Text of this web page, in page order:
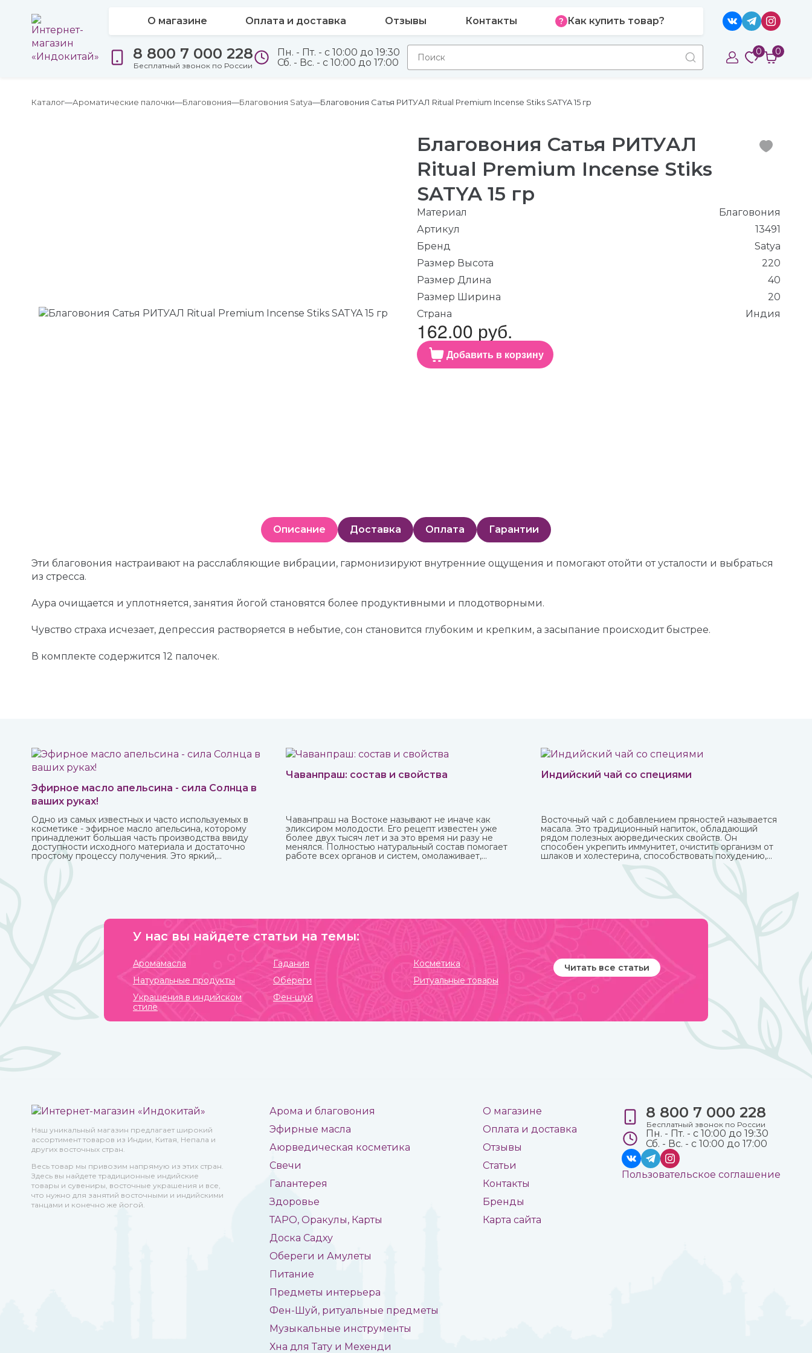
О магазине Оплата и доставка Отзывы Контакты Как купить товар?
8 800 7 000 228
Бесплатный звонок по России
Пн. - Пт. - с 10:00 до 19:30
Сб. - Вс. - с 10:00 до 17:00
0 0
Каталог Ароматические палочки Благовония Благовония Satya Благовония Сатья РИТУАЛ Ritual Premium Incense Stiks SATYA 15 гр
Благовония Сатья РИТУАЛ
Ritual Premium Incense Stiks
SATYA 15 гр
Материал
Благовония
Артикул
13491
Бренд
Satya
Размер Высота
220
Размер Длина
40
Размер Ширина
20
Страна
Индия
162.00 руб.
Добавить в корзину
Описание Доставка Оплата Гарантии
Эти благовония настраивают на расслабляющие вибрации, гармонизируют внутренние ощущения и помогают отойти от усталости и выбраться
из стресса.
Аура очищается и уплотняется, занятия йогой становятся более продуктивными и плодотворными.
Чувство страха исчезает, депрессия растворяется в небытие, сон становится глубоким и крепким, а засыпание происходит быстрее.
В комплекте содержится 12 палочек.
Эфирное масло апельсина - сила Солнца в
ваших руках!
Одно из самых известных и часто используемых в
косметике - эфирное масло апельсина, которому
принадлежит большая часть производства ввиду
доступности исходного материала и достаточно
простому процессу получения. Это яркий,
праздничный аромат, который подарит вам солнечное
настроение.
Чаванпраш: состав и свойства
Чаванпраш на Востоке называют не иначе как
эликсиром молодости. Его рецепт известен уже
более двух тысяч лет и за это время ни разу не
менялся. Полностью натуральный состав помогает
работе всех органов и систем, омолаживает,
Индийский чай со специями
Восточный чай с добавлением пряностей называется
масала. Это традиционный напиток, обладающий
рядом полезных аюрведических свойств. Он
способен укрепить иммунитет, очистить организм от
шлаков и холестерина, способствовать похудению,
улучшить пищеварение и укрепить нервную систему.
У нас вы найдете статьи на темы:
Аромамасла Гадания
Косметика
Натуральные продукты
Обереги
Ритуальные товары
Украшения в индийском
стиле
Фен-шуй
Читать все статьи
Наш уникальный магазин предлагает широкий
ассортимент товаров из Индии, Китая, Непала и
других восточных стран.
Весь товар мы привозим напрямую из этих стран.
Здесь вы найдете традиционные индийские
товары и сувениры, восточные украшения и все,
что нужно для занятий восточными и индийскими
танцами и конечно же йогой.
Арома и благовония
Эфирные масла
Аюрведическая косметика
Свечи
Галантерея
Здоровье
ТАРО, Оракулы, Карты
Доска Садху
Обереги и Амулеты
Питание
Предметы интерьера
Фен-Шуй, ритуальные предметы
Музыкальные инструменты
Хна для Тату и Мехенди
О магазине
Оплата и доставка
Отзывы
Статьи
Контакты
Бренды
Карта сайта
8 800 7 000 228
Бесплатный звонок по России
Пн. - Пт. - с 10:00 до 19:30
Сб. - Вс. - с 10:00 до 17:00
Пользовательское соглашение